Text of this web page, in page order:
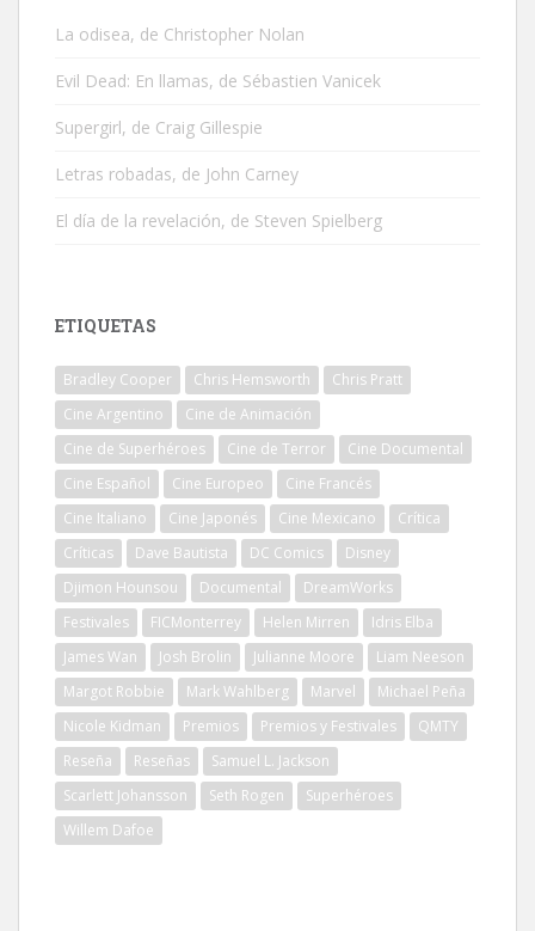
La odisea, de Christopher Nolan
Evil Dead: En llamas, de Sébastien Vanicek
Supergirl, de Craig Gillespie
Letras robadas, de John Carney
El día de la revelación, de Steven Spielberg
ETIQUETAS
Bradley Cooper Chris Hemsworth
Chris Pratt
Cine Argentino
Cine de Animación
Cine de Superhéroes
Cine de Terror
Cine Documental
Cine Español
Cine Europeo
Cine Francés
Cine Italiano
Cine Japonés Cine Mexicano
Crítica
Críticas
Dave Bautista DC Comics
Disney
Djimon Hounsou
Documental
DreamWorks
Festivales
FICMonterrey Helen Mirren
Idris Elba
James Wan
Josh Brolin Julianne Moore
Liam Neeson
Margot Robbie
Mark Wahlberg Marvel
Michael Peña
Nicole Kidman
Premios Premios y Festivales
QMTY
Reseña
Reseñas
Samuel L. Jackson
Scarlett Johansson
Seth Rogen
Superhéroes
Willem Dafoe